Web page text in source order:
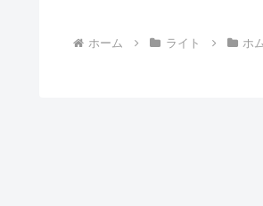
ホーム ライト ホ